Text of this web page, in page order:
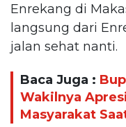
Enrekang di
langsung dari
jalan sehat nanti.
Baca Juga :
Wakilnya
Masyarakat